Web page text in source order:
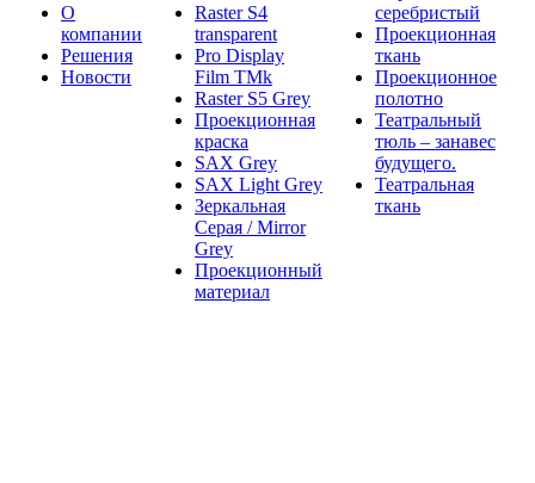
О
компании
Решения
Новости
Raster S4
transparent
Pro Display
Film ТМk
Raster S5 Grey
Проекционная
краска
SAX Grey
SAX Light Grey
Зеркальная
Серая / Mirror
Grey
Проекционный
материал
серебристый
Проекционная
ткань
Проекционное
полотно
Театральный
тюль – занавес
будущего.
Театральная
ткань